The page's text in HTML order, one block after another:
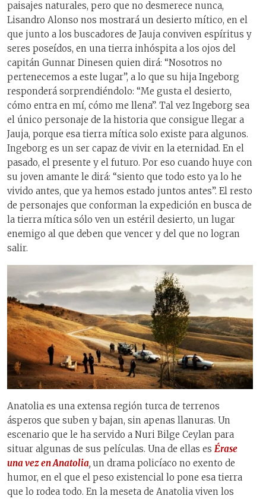
paisajes naturales, pero que no desmerece nunca,
Lisandro Alonso nos mostrará un desierto mítico, en el
que junto a los buscadores de Jauja conviven espíritus y
seres poseídos, en una tierra inhóspita a los ojos del
capitán Gunnar Dinesen quien dirá: “Nosotros no
pertenecemos a este lugar”, a lo que su hija Ingeborg
responderá sorprendiéndolo: “Me gusta el desierto,
cómo entra en mí, cómo me llena”. Tal vez Ingeborg sea
el único personaje de la historia que consigue llegar a
Jauja, porque esa tierra mítica solo existe para algunos.
Ingeborg es un ser capaz de vivir en la eternidad. En el
pasado, el presente y el futuro. Por eso cuando huye con
su joven amante le dirá: “siento que todo esto ya lo he
vivido antes, que ya hemos estado juntos antes”. El resto
de personajes que conforman la expedición en busca de
la tierra mítica sólo ven un estéril desierto, un lugar
enemigo al que deben que vencer y del que no logran
salir.
Anatolia es una extensa región turca de terrenos
ásperos que suben y bajan, sin apenas llanuras. Un
escenario que le ha servido a Nuri Bilge Ceylan para
situar algunas de sus películas. Una de ellas es Érase
una vez en Anatolia, un drama policíaco no exento de
humor, en el que el peso existencial lo pone esa tierra
que lo rodea todo. En la meseta de Anatolia viven los